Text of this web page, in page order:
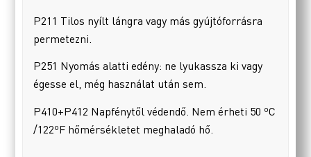
P211 Tilos nyílt lángra vagy más gyújtóforrásra
permetezni.
P251 Nyomás alatti edény: ne lyukassza ki vagy
égesse el, még használat után sem.
P410+P412 Napfénytől védendő. Nem érheti 50 ºC
/122ºF hőmérsékletet meghaladó hő.